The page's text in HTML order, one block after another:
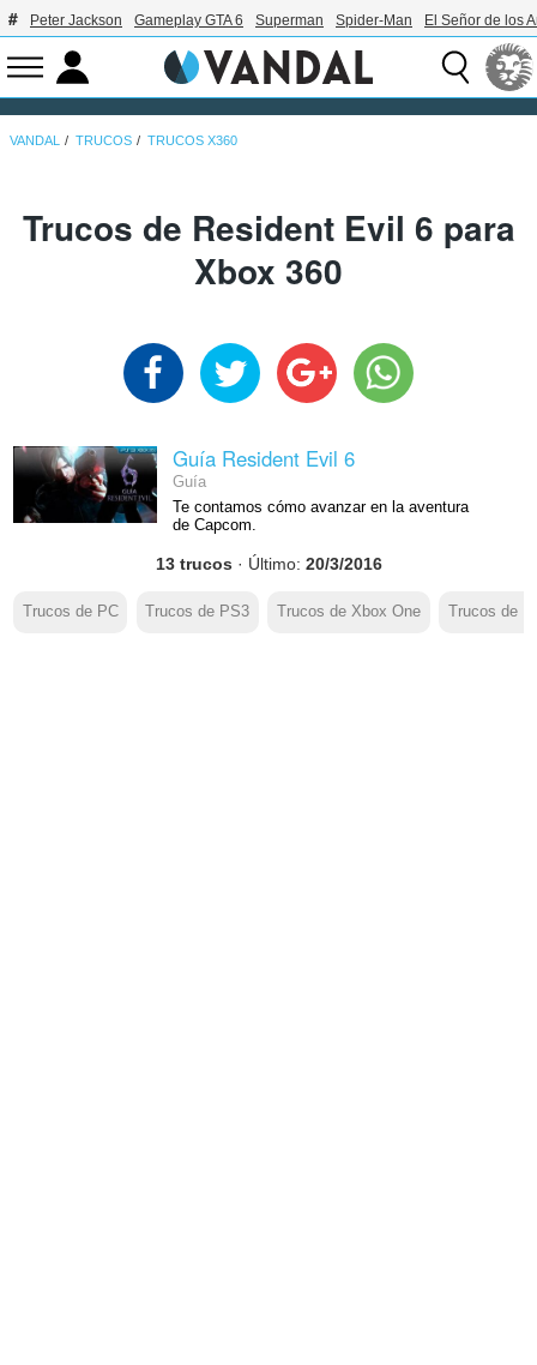
Peter Jackson Gameplay GTA 6 Superman Spider-Man El Señor de los
VANDAL TRUCOS TRUCOS X360
Trucos de Resident Evil 6 para
Xbox 360
Guía Resident Evil 6
Guía
Te contamos cómo avanzar en la aventura
de Capcom.
13 trucos · Último: 20/3/2016
Trucos de PC Trucos de PS3 Trucos de Xbox One Trucos de